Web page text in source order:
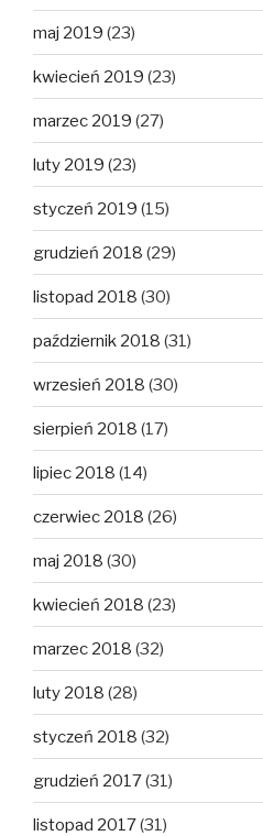
maj 2019 (23)
kwiecień 2019 (23)
marzec 2019 (27)
luty 2019 (23)
styczeń 2019 (15)
grudzień 2018 (29)
listopad 2018 (30)
październik 2018 (31)
wrzesień 2018 (30)
sierpień 2018 (17)
lipiec 2018 (14)
czerwiec 2018 (26)
maj 2018 (30)
kwiecień 2018 (23)
marzec 2018 (32)
luty 2018 (28)
styczeń 2018 (32)
grudzień 2017(31)
listopad 2017(31)